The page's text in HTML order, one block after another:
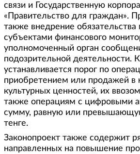
связи и Государственную
«Правительство для граждан».
также внедрение
субъектами финансового
уполномоченный орган
подозрительной деятельности.
устанавливается порог по
приобретением или продажей в
культурных ценностей, их
также операциям с цифровыми
сумму, равную или
тенге.
Законопроект также содержит
направленных на повышение